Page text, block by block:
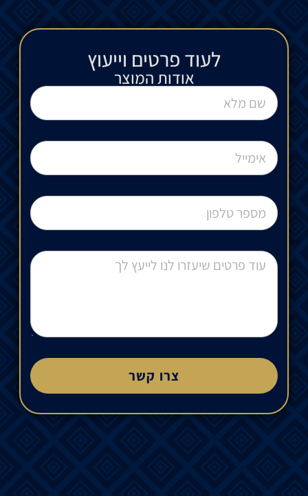
לעוד פרטים וייעוץ​
אודות המוצר
צרו קשר